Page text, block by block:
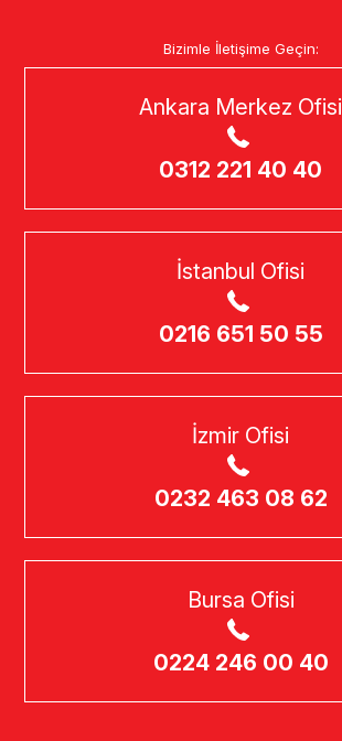
Bizimle İletişime Geçin:
Ankara Merkez Ofisi
0312 221 40 40
İstanbul Ofisi
0216 651 50 55
İzmir Ofisi
0232 463 08 62
Bursa Ofisi
0224 246 00 40